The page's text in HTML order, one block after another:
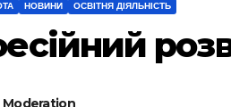
НОВИНИ ОСВІТНЯ ДІЯЛЬНІСТЬ
Moderation